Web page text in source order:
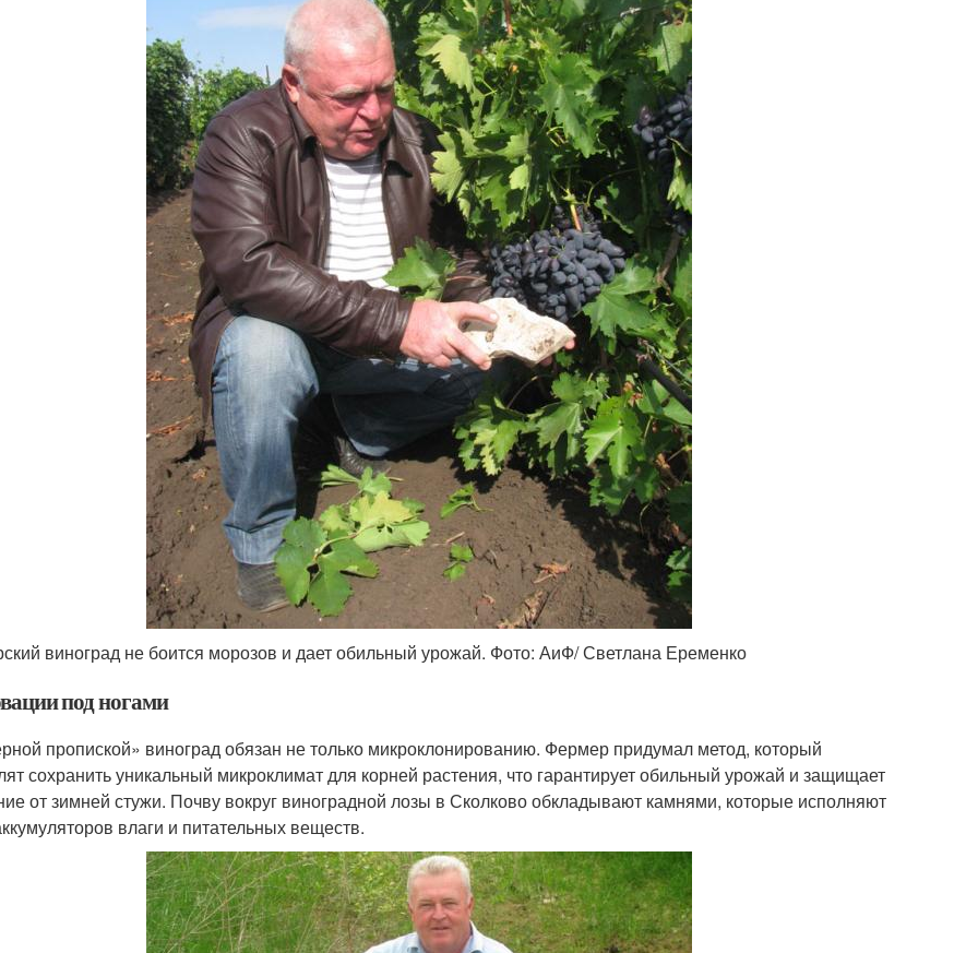
виноград не боится морозов и дает обильный урожай. Фото: АиФ/ Светлана Еременко
под ногами
пропиской» виноград обязан не только микроклонированию. Фермер придумал метод, который
сохранить уникальный микроклимат для корней растения, что гарантирует обильный урожай и защищает
от зимней стужи. Почву вокруг виноградной лозы в Сколково обкладывают камнями, которые исполняют
влаги и питательных веществ.